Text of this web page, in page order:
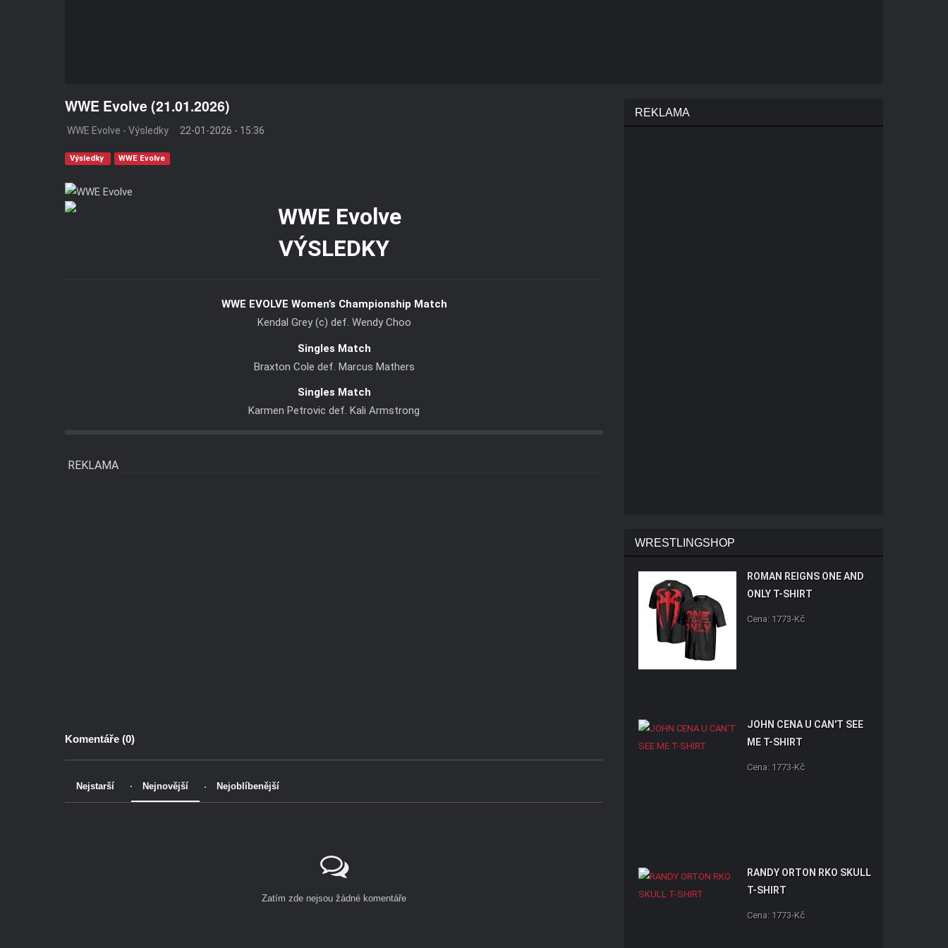
WWE Evolve (21.01.2026)
WWE Evolve - Výsledky 22-01-2026 - 15:36
Výsledky WWE Evolve
VÝSLEDKY
WWE EVOLVE Women’s Championship Match
Kendal Grey (c) def. Wendy Choo
Singles Match
Braxton Cole def. Marcus Mathers
Singles Match
Karmen Petrovic def. Kali Armstrong
REKLAMA
Komentáře (0)
Nejstarší Nejnovější Nejoblíbenější
Zatím zde nejsou žádné komentáře
REKLAMA
WRESTLINGSHOP
ROMAN REIGNS ONE AND
ONLY T-SHIRT
Cena: 1773-Kč
JOHN CENA U CAN'T SEE
ME T-SHIRT
Cena: 1773-Kč
RANDY ORTON RKO SKULL
T-SHIRT
Cena: 1773-Kč